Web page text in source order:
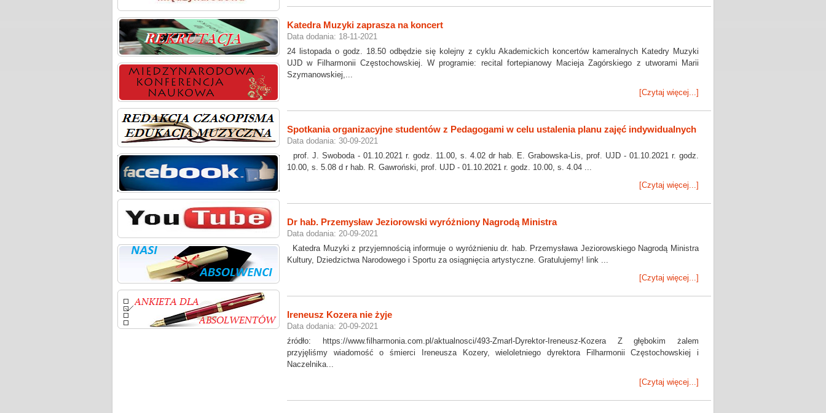
Katedra Muzyki zaprasza na koncert
Data dodania: 18-11-2021
24 listopada o godz. 18.50 odbędzie się kolejny z cyklu Akademickich koncertów kameralnych Katedry Muzyki
UJD w Filharmonii Częstochowskiej. W programie: recital fortepianowy Macieja Zagórskiego z utworami Marii
Szymanowskiej,...
[Czytaj więcej...]
Spotkania organizacyjne studentów z Pedagogami w celu ustalenia planu zajęć indywidualnych
Data dodania: 30-09-2021
prof. J. Swoboda - 01.10.2021 r. godz. 11.00, s. 4.02 dr hab. E. Grabowska-Lis, prof. UJD - 01.10.2021 r. godz.
10.00, s. 5.08 d r hab. R. Gawroński, prof. UJD - 01.10.2021 r. godz. 10.00, s. 4.04 ...
[Czytaj więcej...]
Dr hab. Przemysław Jeziorowski wyróżniony Nagrodą Ministra
Data dodania: 20-09-2021
Katedra Muzyki z przyjemnością informuje o wyróżnieniu dr. hab. Przemysława Jeziorowskiego Nagrodą Ministra
Kultury, Dziedzictwa Narodowego i Sportu za osiągnięcia artystyczne. Gratulujemy! link ...
[Czytaj więcej...]
Ireneusz Kozera nie żyje
Data dodania: 20-09-2021
źródło: https://www.filharmonia.com.pl/aktualnosci/493-Zmarl-Dyrektor-Ireneusz-Kozera Z głębokim żalem
przyjęliśmy wiadomość o śmierci Ireneusza Kozery, wieloletniego dyrektora Filharmonii Częstochowskiej i
Naczelnika...
[Czytaj więcej...]